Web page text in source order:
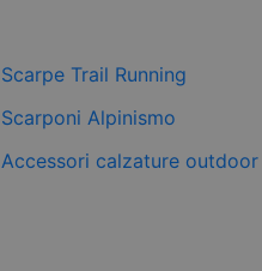
Scarpe Trail Running
Scarponi Alpinismo
Accessori calzature outdoor